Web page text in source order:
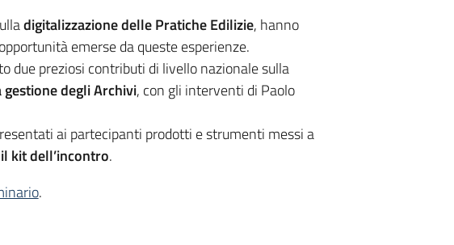
digitalizzazione delle Pratiche Edilizie, hanno
emerse da queste esperienze.
due preziosi contributi di livello nazionale sulla
degli Archivi, con gli interventi di Paolo
ai partecipanti prodotti e strumenti messi a
kit dell’incontro.
.